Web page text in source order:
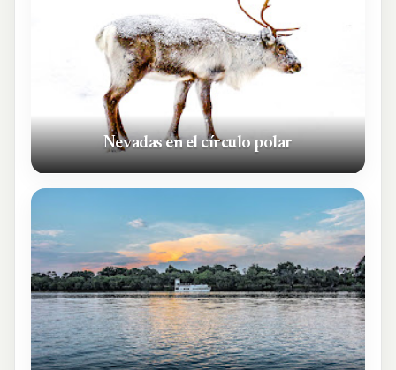
Nevadas en el círculo polar